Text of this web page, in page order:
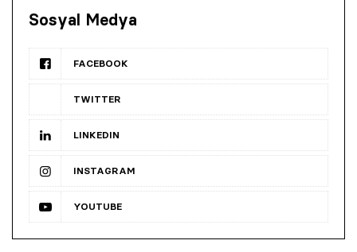
Sosyal Medya
FACEBOOK
TWITTER
LINKEDIN
INSTAGRAM
YOUTUBE